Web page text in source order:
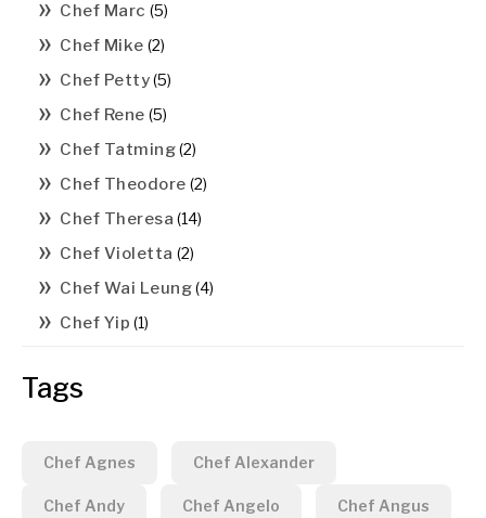
Chef Marc (5)
Chef Mike (2)
Chef Petty(5)
Chef Rene (5)
Chef Tatming(2)
Chef Theodore (2)
Chef Theresa (14)
Chef Violetta (2)
Chef Wai Leung(4)
Chef Yip (1)
Tags
Chef Agnes Chef Alexander
Chef Andy Chef Angelo Chef Angus